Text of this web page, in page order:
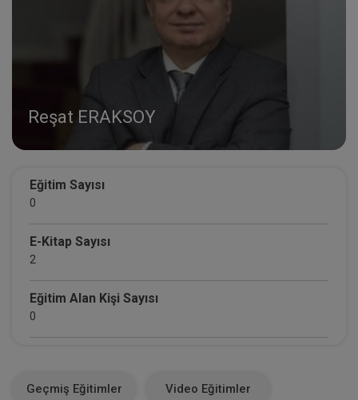
Reşat ERAKSOY
Eğitim Sayısı
0
E-Kitap Sayısı
2
Eğitim Alan Kişi Sayısı
0
Geçmiş Eğitimler Video Eğitimler